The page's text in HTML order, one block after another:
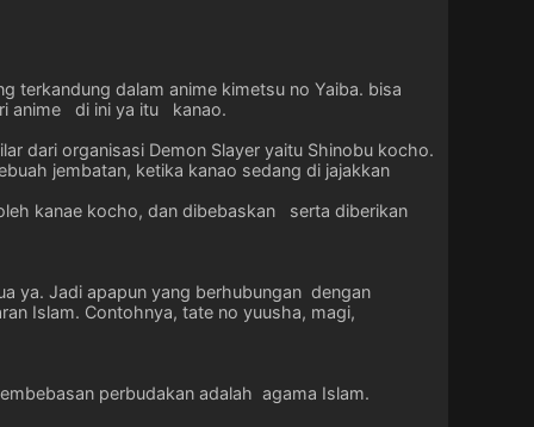
terkandung dalam anime kimetsu no Yaiba. bisa
anime di ini ya itu kanao.
dari organisasi Demon Slayer yaitu Shinobu kocho.
jembatan, ketika kanao sedang di jajakkan
kanae kocho, dan dibebaskan serta diberikan
ya. Jadi apapun yang berhubungan dengan
Islam. Contohnya, tate no yuusha, magi,
perbudakan adalah agama Islam.